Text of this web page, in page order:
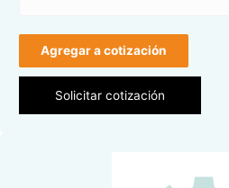
Agregar a cotización
Solicitar cotización